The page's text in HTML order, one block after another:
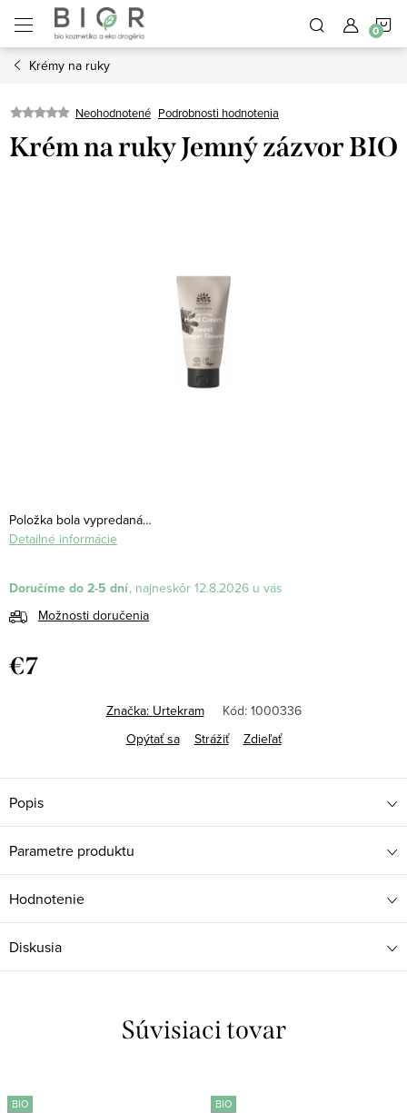
obsah
Krémy na ruky
Neohodnotené Podrobnosti hodnotenia
Krém na ruky Jemný zázvor BIO
Položka bola vypredaná…
Detailné informácie
Doručíme do 2-5 dní
12.8.2026
Možnosti doručenia
€7
Značka: Urtekram Kód: 1000336
Opýtať sa
Strážiť Zdieľať
Popis
Parametre produktu
Hodnotenie
Diskusia
Súvisiaci tovar
BIO BIO